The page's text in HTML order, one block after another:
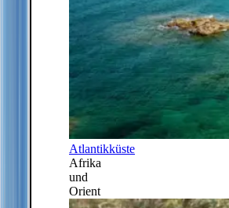
Atlantikküste
Afrika
und
Orient